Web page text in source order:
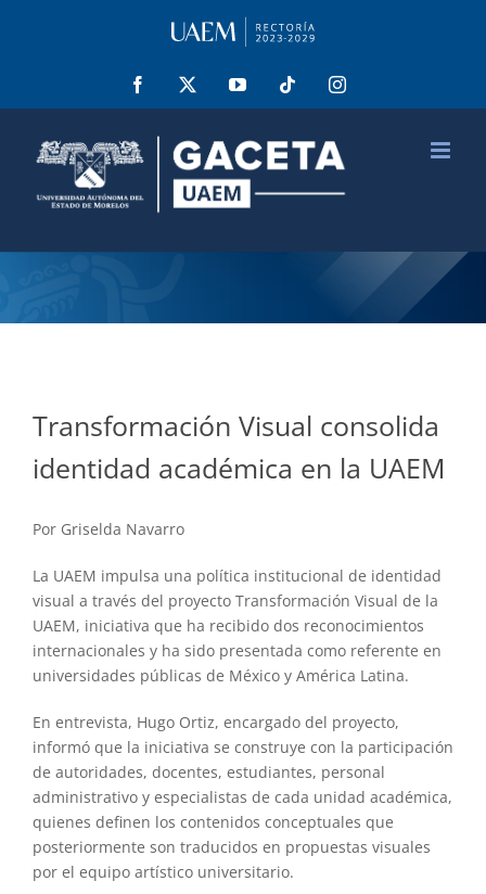
Facebook YouTube Tiktok Instagram
Transformación Visual consolida
identidad académica en la UAEM
Por Griselda Navarro
La UAEM impulsa una política institucional de identidad
visual a través del proyecto Transformación Visual de la
UAEM, iniciativa que ha recibido dos reconocimientos
internacionales y ha sido presentada como referente en
universidades públicas de México y América Latina.
En entrevista, Hugo Ortiz, encargado del proyecto,
informó que la iniciativa se construye con la participación
de autoridades, docentes, estudiantes, personal
administrativo y especialistas de cada unidad académica,
quienes definen los contenidos conceptuales que
posteriormente son traducidos en propuestas visuales
por el equipo artístico universitario.